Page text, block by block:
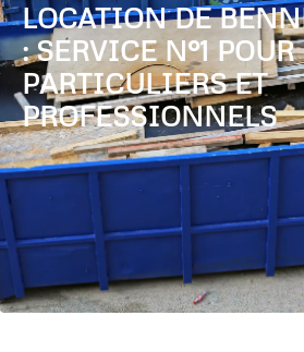
LOCATION DE
: SERVICE N°1 POUR
PARTICULIERS ET
PROFESSIONNELS